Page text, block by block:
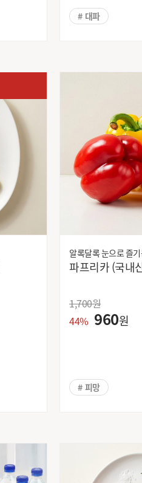
# 대파
알록달록 눈으로 즐
1,700원
44% 960원
# 피망